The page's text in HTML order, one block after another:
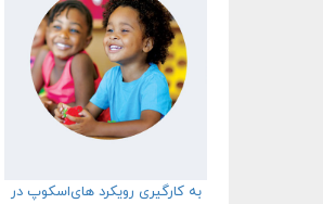
به کارگیری رویکرد های‌اسکوپ در